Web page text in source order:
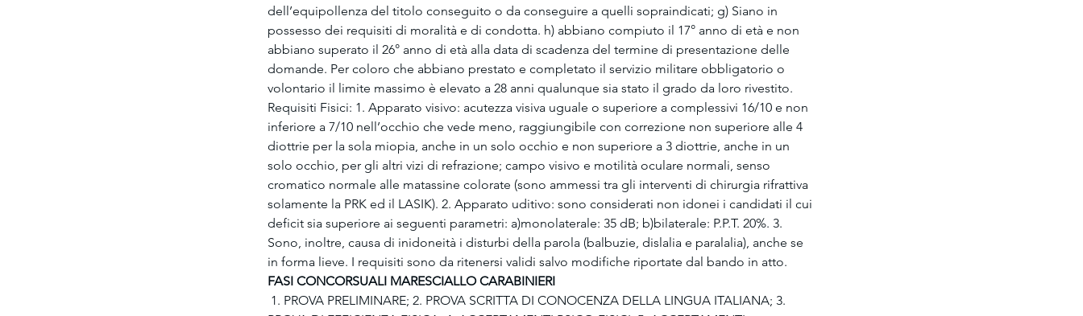
dell’equipollenza del titolo conseguito o da conseguire a quelli sopraindicati; g) Siano in
possesso dei requisiti di moralità e di condotta. h) abbiano compiuto il 17° anno di età e non
abbiano superato il 26° anno di età alla data di scadenza del termine di presentazione delle
domande. Per coloro che abbiano prestato e completato il servizio militare obbligatorio o
volontario il limite massimo è elevato a 28 anni qualunque sia stato il grado da loro rivestito.
Requisiti Fisici: 1. Apparato visivo: acutezza visiva uguale o superiore a complessivi 16/10 e non
inferiore a 7/10 nell’occhio che vede meno, raggiungibile con correzione non superiore alle 4
diottrie per la sola miopia, anche in un solo occhio e non superiore a 3 diottrie, anche in un
solo occhio, per gli altri vizi di refrazione; campo visivo e motilità oculare normali, senso
cromatico normale alle matassine colorate (sono ammessi tra gli interventi di chirurgia rifrattiva
solamente la PRK ed il LASIK). 2. Apparato uditivo: sono considerati non idonei i candidati il cui
deficit sia superiore ai seguenti parametri: a)monolaterale: 35 dB; b)bilaterale: P.P.T. 20%. 3.
Sono, inoltre, causa di inidoneità i disturbi della parola (balbuzie, dislalia e paralalia), anche se
in forma lieve. I requisiti sono da ritenersi validi salvo modifiche riportate dal bando in atto.
FASI CONCORSUALI MARESCIALLO CARABINIERI
1. PROVA PRELIMINARE; 2. PROVA SCRITTA DI CONOCENZA DELLA LINGUA ITALIANA; 3.